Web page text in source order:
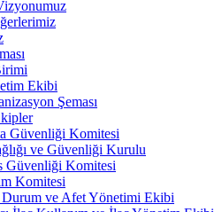
Ekibi
Şeması
Güvenliği Komitesi
ve Güvenliği Kurulu
Güvenliği Komitesi
Komitesi
ve Afet Yönetimi Ekibi